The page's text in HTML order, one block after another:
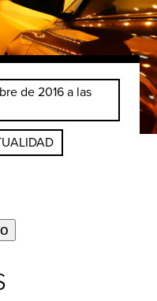
de 2016 a las